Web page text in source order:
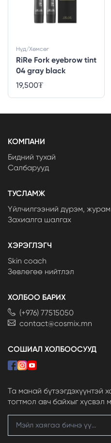
RiRe Fork eyebrow tint
04 gray black
Нүд/Хөмсөг
19,500₮
КОМПАНИ
Бидний тухай
Салбарууд
ТУСЛАМЖ
Үйлчилгээний дүрэм, журам
Захиалга шалгах
ХЭРЭГЛЭГЧ
Skin coach
Зөвлөгөө нийтлэл
ХОЛБОО БАРИХ
(+976) 77515050
contact@cosmix.mn
СОШИАЛ ХОЛБООСУУД
Та манай бүтээгдэхүүнтэй
тогтмол авч байхыг хүсвэл